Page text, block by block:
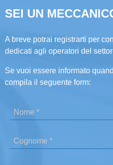
SEI UN
A breve potrai registrarti per
dedicati agli operatori del
Se vuoi essere informato
compila il seguente form: